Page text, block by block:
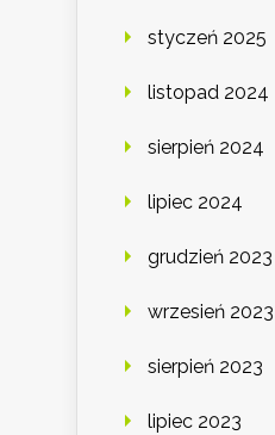
styczeń 2025
listopad 2024
sierpień 2024
lipiec 2024
grudzień 2023
wrzesień 2023
sierpień 2023
lipiec 2023